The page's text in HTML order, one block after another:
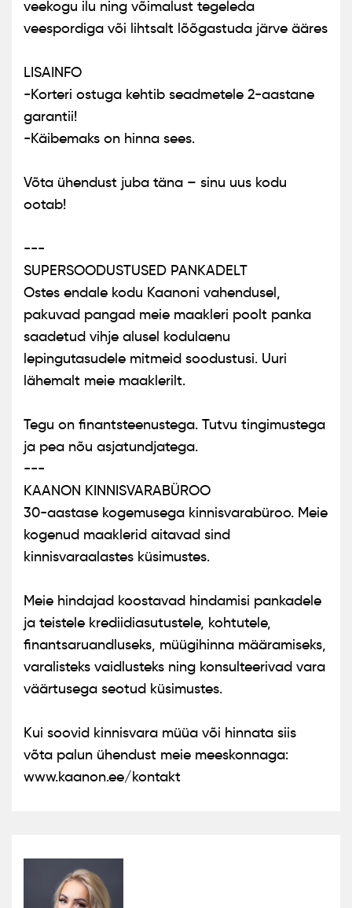
veekogu ilu ning võimalust tegeleda
veespordiga või lihtsalt lõõgastuda järve ääres
LISAINFO
-Korteri ostuga kehtib seadmetele 2-aastane
garantii!
-Käibemaks on hinna sees.
Võta ühendust juba täna – sinu uus kodu
ootab!
---
SUPERSOODUSTUSED PANKADELT
Ostes endale kodu Kaanoni vahendusel,
pakuvad pangad meie maakleri poolt panka
saadetud vihje alusel kodulaenu
lepingutasudele mitmeid soodustusi. Uuri
lähemalt meie maaklerilt.
Tegu on finantsteenustega. Tutvu tingimustega
ja pea nõu asjatundjatega.
---
KAANON KINNISVARABÜROO
30-aastase kogemusega kinnisvarabüroo. Meie
kogenud maaklerid aitavad sind
kinnisvaraalastes küsimustes.
Meie hindajad koostavad hindamisi pankadele
ja teistele krediidiasutustele, kohtutele,
finantsaruandluseks, müügihinna määramiseks,
varalisteks vaidlusteks ning konsulteerivad vara
väärtusega seotud küsimustes.
Kui soovid kinnisvara müüa või hinnata siis
võta palun ühendust meie meeskonnaga:
www.kaanon.ee/kontakt